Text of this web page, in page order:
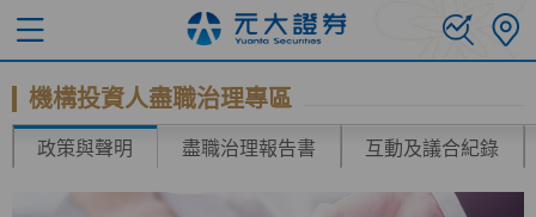
機構投資人盡職治理專區
政策與聲明 盡職治理報告書 互動及議合紀錄